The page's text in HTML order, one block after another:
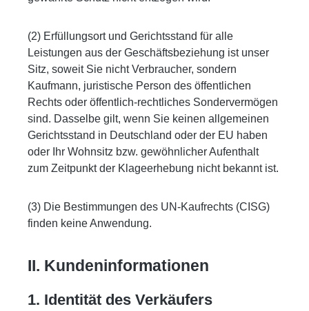
(2) Erfüllungsort und Gerichtsstand für alle
Leistungen aus der Geschäftsbeziehung ist unser
Sitz, soweit Sie nicht Verbraucher, sondern
Kaufmann, juristische Person des öffentlichen
Rechts oder öffentlich-rechtliches Sondervermögen
sind. Dasselbe gilt, wenn Sie keinen allgemeinen
Gerichtsstand in Deutschland oder der EU haben
oder Ihr Wohnsitz bzw. gewöhnlicher Aufenthalt
zum Zeitpunkt der Klageerhebung nicht bekannt ist.
(3) Die Bestimmungen des UN-Kaufrechts (CISG)
finden keine Anwendung.
II. Kundeninformationen
1. Identität des Verkäufers